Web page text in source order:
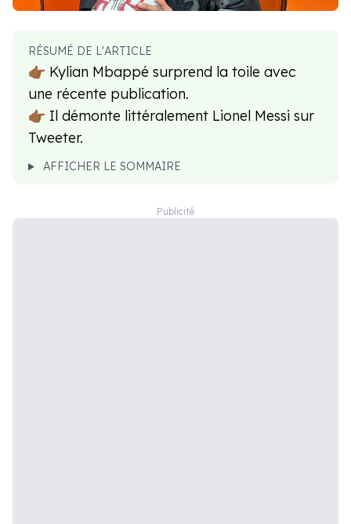
RÉSUMÉ DE L'ARTICLE
👉🏾 Kylian Mbappé surprend la toile avec
une récente publication.
👉🏾 Il démonte littéralement Lionel Messi sur
Tweeter.
AFFICHER LE SOMMAIRE